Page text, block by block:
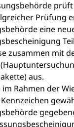
Prüfung
eine
zusammen mit
aus.
im Rahmen der